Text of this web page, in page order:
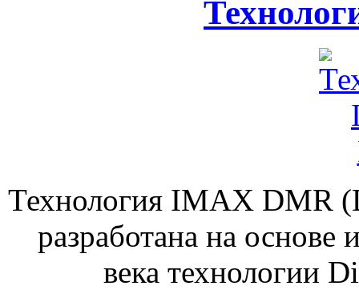
Технология IMAX DMR
разработана на
века технологии